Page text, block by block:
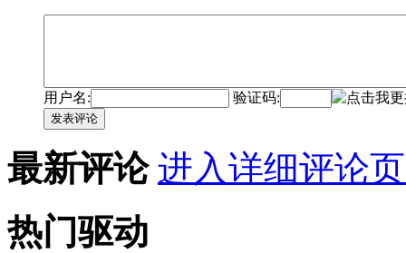
用户名: 验证码:
发表评论
最新评论 进入详细评论
热门驱动